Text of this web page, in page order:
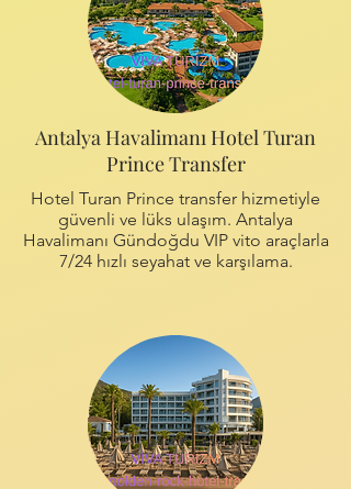
Antalya Havalimanı Hotel Turan
Prince Transfer
Hotel Turan Prince transfer hizmetiyle
güvenli ve lüks ulaşım. Antalya
Havalimanı Gündoğdu VIP vito araçlarla
7/24 hızlı seyahat ve karşılama.